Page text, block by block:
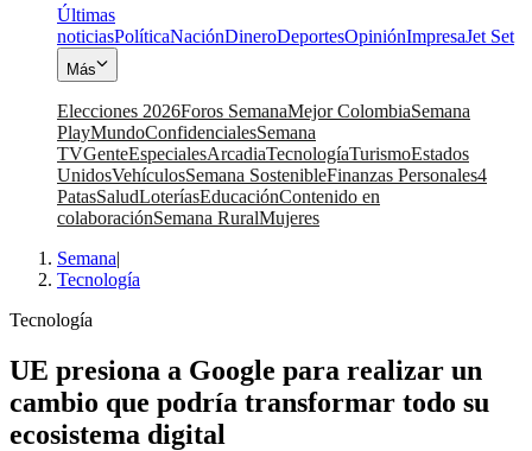
Últimas
noticiasPolíticaNaciónDineroDeportesOpiniónImpresaJet Set
Más
Elecciones 2026Foros SemanaMejor ColombiaSemana
PlayMundoConfidencialesSemana
TVGenteEspecialesArcadiaTecnologíaTurismoEstados
UnidosVehículosSemana SostenibleFinanzas Personales4
PatasSaludLoteríasEducaciónContenido en
colaboraciónSemana RuralMujeres
Semana|
Tecnología
Tecnología
UE presiona a Google para realizar un
cambio que podría transformar todo su
ecosistema digital